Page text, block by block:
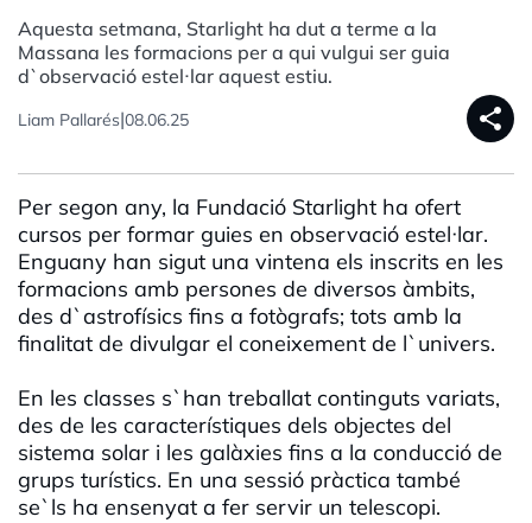
Aquesta setmana, Starlight ha dut a terme a la
Massana les formacions per a qui vulgui ser guia
d`observació estel·lar aquest estiu.
Liam Pallarés|08.06.25 share
Per segon any, la Fundació Starlight ha ofert
cursos per formar guies en observació estel·lar.
Enguany han sigut una vintena els inscrits en les
formacions amb persones de diversos àmbits,
des d`astrofísics fins a fotògrafs; tots amb la
finalitat de divulgar el coneixement de l`univers.
En les classes s`han treballat continguts variats,
des de les característiques dels objectes del
sistema solar i les galàxies fins a la conducció de
grups turístics. En una sessió pràctica també
se`ls ha ensenyat a fer servir un telescopi.